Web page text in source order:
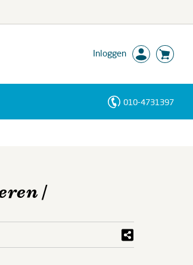
Inloggen
010-4731397
|